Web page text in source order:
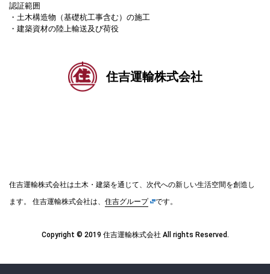
認証範囲
・土木構造物（基礎杭工事含む）の施工
・建築資材の陸上輸送及び荷役
住吉運輸株式会社
住吉運輸株式会社は土木・建築を通じて、次代への新しい生活空間を創造し
ます。
住吉運輸株式会社は、 住吉グループです。
Copyright © 2019 住吉運輸株式会社 All rights Reserved.